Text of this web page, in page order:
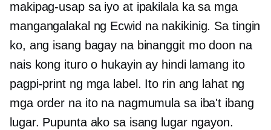
makipag-usap sa iyo at ipakilala ka sa mga
mangangalakal ng Ecwid na nakikinig. Sa tingin
ko, ang isang bagay na binanggit mo doon na
nais kong ituro o hukayin ay hindi lamang ito
pagpi-print ng mga label. Ito rin ang lahat ng
mga order na ito na nagmumula sa iba't ibang
lugar. Pupunta ako sa isang lugar ngayon.